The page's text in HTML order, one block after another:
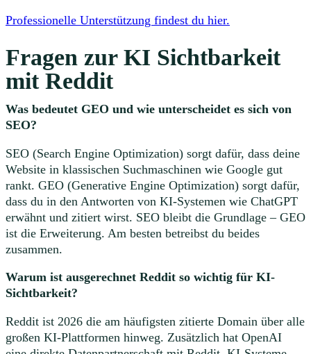
Professionelle Unterstützung findest du hier.
Fragen zur KI Sichtbarkeit
mit Reddit
Was bedeutet GEO und wie unterscheidet es sich von
SEO?
SEO (Search Engine Optimization) sorgt dafür, dass deine
Website in klassischen Suchmaschinen wie Google gut
rankt. GEO (Generative Engine Optimization) sorgt dafür,
dass du in den Antworten von KI-Systemen wie ChatGPT
erwähnt und zitiert wirst. SEO bleibt die Grundlage – GEO
ist die Erweiterung. Am besten betreibst du beides
zusammen.
Warum ist ausgerechnet Reddit so wichtig für KI-
Sichtbarkeit?
Reddit ist 2026 die am häufigsten zitierte Domain über alle
großen KI-Plattformen hinweg. Zusätzlich hat OpenAI